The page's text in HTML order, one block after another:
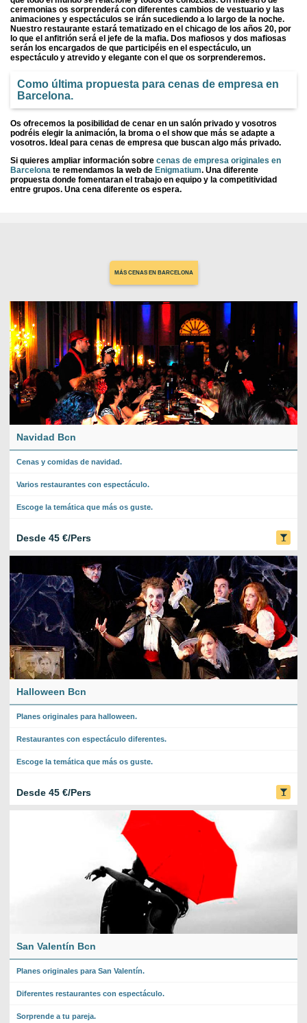
ceremonias os sorprenderá con diferentes cambios de vestuario y las
animaciones y espectáculos se irán sucediendo a lo largo de la noche.
Nuestro restaurante estará tematizado en el chicago de los años 20, por
lo que el anfitrión será el jefe de la mafia. Dos mafiosos y dos mafiosas
serán los encargados de que participéis en el espectáculo, un
espectáculo y atrevido y elegante con el que os sorprenderemos.
Como última propuesta para cenas de empresa en
Barcelona.
Os ofrecemos la posibilidad de cenar en un salón privado y vosotros
podréis elegir la animación, la broma o el show que más se adapte a
vosotros. Ideal para cenas de empresa que buscan algo más privado.
Si quieres ampliar información sobre cenas de empresa originales en
Barcelona te remendamos la web de Enigmatium. Una diferente
propuesta donde fomentaran el trabajo en equipo y la competitividad
entre grupos. Una cena diferente os espera.
MÁS CENAS EN BARCELONA
Navidad Bcn
Cenas y comidas de navidad.
Varios restaurantes con espectáculo.
Escoge la temática que más os guste.
Desde 45 €/Pers
Halloween Bcn
Planes originales para halloween.
Restaurantes con espectáculo diferentes.
Escoge la temática que más os guste.
Desde 45 €/Pers
San Valentín Bcn
Planes originales para San Valentín.
Diferentes restaurantes con espectáculo.
Sorprende a tu pareja.